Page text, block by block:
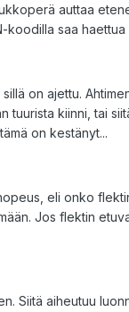
auttaa
saa
on ajettu.
kiinni, tai
on kestänyt...
eli onko
Jos flektin
Siitä aiheutuu